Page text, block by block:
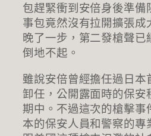
包趕緊衝到安倍身後準備
事包竟然沒有拉開擴張成
晚了一步，第二發槍聲已
倒地不起。
雖說安倍曾經擔任過日本
卸任，公開露面時的保安
期中。不過這次的槍擊事
本的保安人員和警察的專